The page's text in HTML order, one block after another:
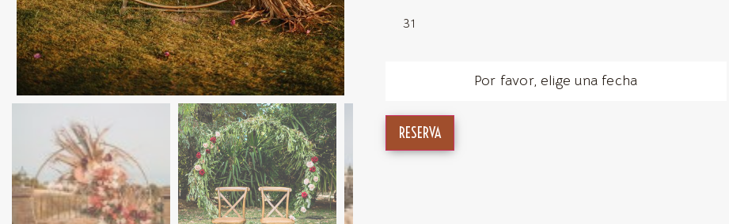
31
Por favor, elige una fecha
RESERVA